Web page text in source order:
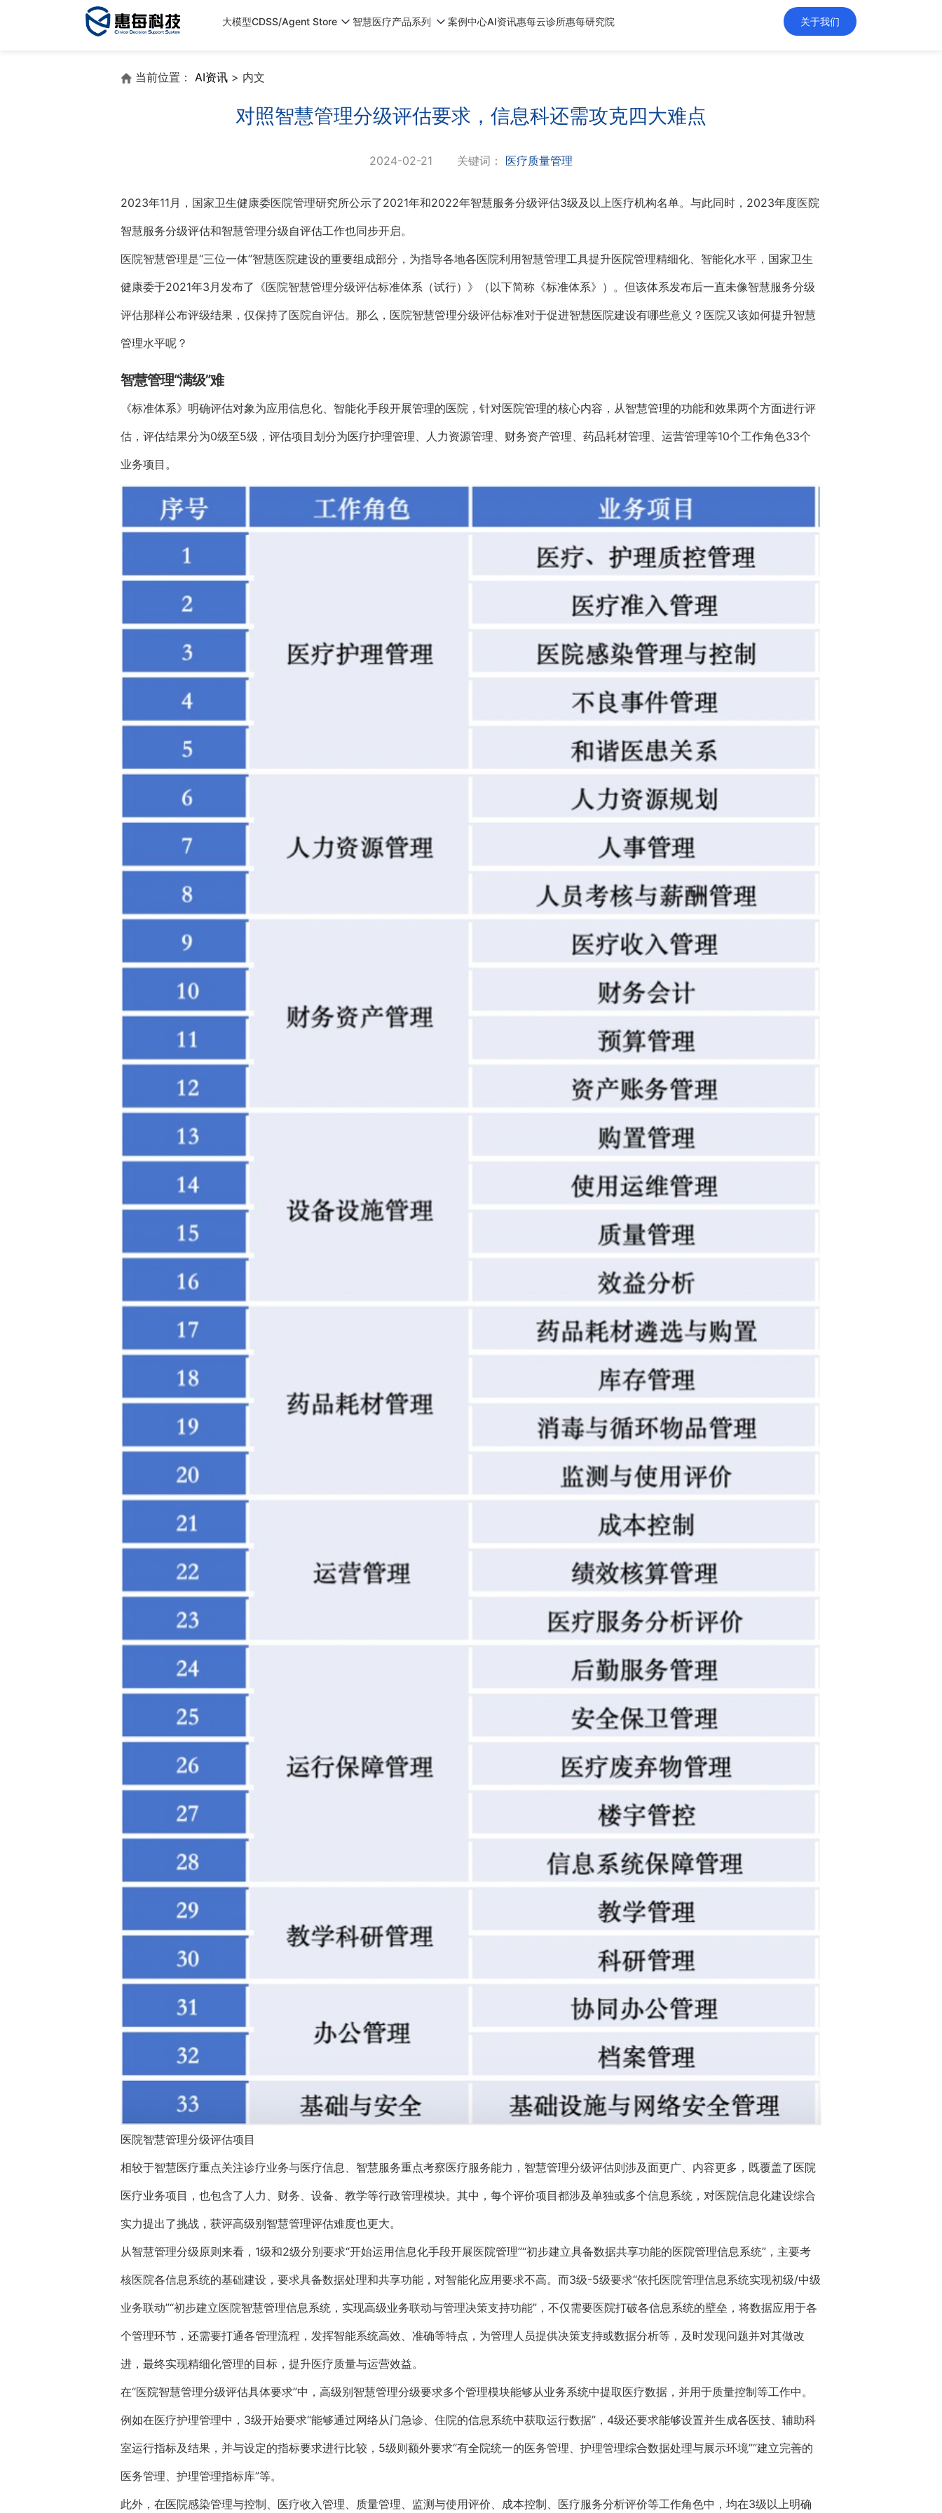
大模型CDSS/Agent Store 智慧医疗产品系列 案例中心AI资讯惠每云诊所惠每研究院 关于我们
当前位置： AI资讯 > 内文
对照智慧管理分级评估要求，信息科还需攻克四大难点
2024-02-21 关键词： 医疗质量管理
2023年11月，国家卫生健康委医院管理研究所公示了2021年和2022年智慧服务分级评估3级及以上医疗机构名单。与此同时，2023年度医院
智慧服务分级评估和智慧管理分级自评估工作也同步开启。
医院智慧管理是“三位一体”智慧医院建设的重要组成部分，为指导各地各医院利用智慧管理工具提升医院管理精细化、智能化水平，国家卫生
健康委于2021年3月发布了《医院智慧管理分级评估标准体系（试行）》（以下简称《标准体系》）。但该体系发布后一直未像智慧服务分级
评估那样公布评级结果，仅保持了医院自评估。那么，医院智慧管理分级评估标准对于促进智慧医院建设有哪些意义？医院又该如何提升智慧
管理水平呢？
智慧管理“满级”难
《标准体系》明确评估对象为应用信息化、智能化手段开展管理的医院，针对医院管理的核心内容，从智慧管理的功能和效果两个方面进行评
估，评估结果分为0级至5级，评估项目划分为医疗护理管理、人力资源管理、财务资产管理、药品耗材管理、运营管理等10个工作角色33个
业务项目。
医院智慧管理分级评估项目
相较于智慧医疗重点关注诊疗业务与医疗信息、智慧服务重点考察医疗服务能力，智慧管理分级评估则涉及面更广、内容更多，既覆盖了医院
医疗业务项目，也包含了人力、财务、设备、教学等行政管理模块。其中，每个评价项目都涉及单独或多个信息系统，对医院信息化建设综合
实力提出了挑战，获评高级别智慧管理评估难度也更大。
从智慧管理分级原则来看，1级和2级分别要求“开始运用信息化手段开展医院管理”“初步建立具备数据共享功能的医院管理信息系统”，主要考
核医院各信息系统的基础建设，要求具备数据处理和共享功能，对智能化应用要求不高。而3级-5级要求“依托医院管理信息系统实现初级/中级
业务联动”“初步建立医院智慧管理信息系统，实现高级业务联动与管理决策支持功能”，不仅需要医院打破各信息系统的壁垒，将数据应用于各
个管理环节，还需要打通各管理流程，发挥智能系统高效、准确等特点，为管理人员提供决策支持或数据分析等，及时发现问题并对其做改
进，最终实现精细化管理的目标，提升医疗质量与运营效益。
在“医院智慧管理分级评估具体要求”中，高级别智慧管理分级要求多个管理模块能够从业务系统中提取医疗数据，并用于质量控制等工作中。
例如在医疗护理管理中，3级开始要求“能够通过网络从门急诊、住院的信息系统中获取运行数据”，4级还要求能够设置并生成各医技、辅助科
室运行指标及结果，并与设定的指标要求进行比较，5级则额外要求“有全院统一的医务管理、护理管理综合数据处理与展示环境”“建立完善的
医务管理、护理管理指标库”等。
此外，在医院感染管理与控制、医疗收入管理、质量管理、监测与使用评价、成本控制、医疗服务分析评价等工作角色中，均在3级以上明确